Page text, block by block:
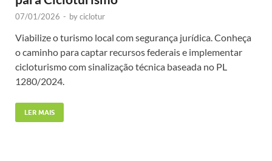
07/01/2026 - byciclotur
Viabilize o turismo local com segurança jurídica. Conheça
o caminho para captar recursos federais e implementar
cicloturismo com sinalização técnica baseada no PL
1280/2024.
LER MAIS